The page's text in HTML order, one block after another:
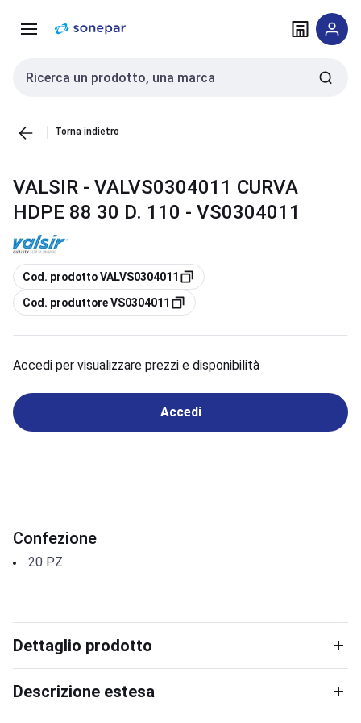
navigazione alla
Cerca input
Torna indietro
VALSIR - VALVS0304011 CURVA
HDPE 88 30 D. 110 - VS0304011
copia
Cod. prodotto VALVS0304011
copia
Cod. produttore VS0304011
Accedi per visualizzare prezzi e disponibilità
Accedi
Confezione
20 PZ
Dettaglio prodotto
Descrizione estesa